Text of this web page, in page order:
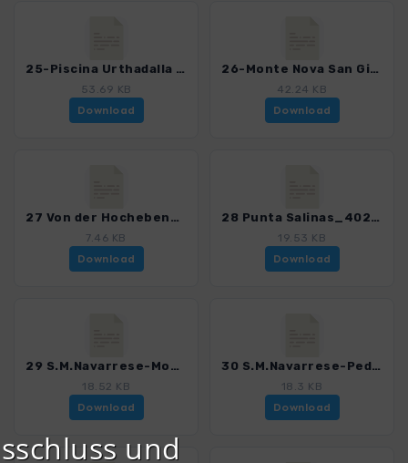
25-Piscina Urthadalla und Laghetto Su Giunturas-2012_4023_6.gpx
53.69 KB
Download
26-Monte Nova San Giovanni- 2012_4023_6.gpx
42.24 KB
Download
27 Von der Hochebene Su Golgo zur Cala Goloritze_4023_6.gpx
7.46 KB
Download
28 Punta Salinas_4023_6.gpx
19.53 KB
Download
29 S.M.Navarrese-Monte Oro-Pedra Longa-S.M_4023_6.gpx
18.52 KB
Download
30 S.M.Navarrese-Pedra Longa-Cengia Giradili-Baunei_4023_6.gpx
18.3 KB
Download
und